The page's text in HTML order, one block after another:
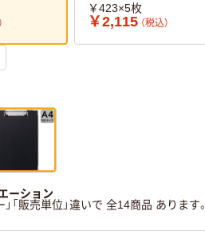
￥423×5枚
￥2,115 （税込）
ーション
」「販売単位」違いで 全14商品 あります。